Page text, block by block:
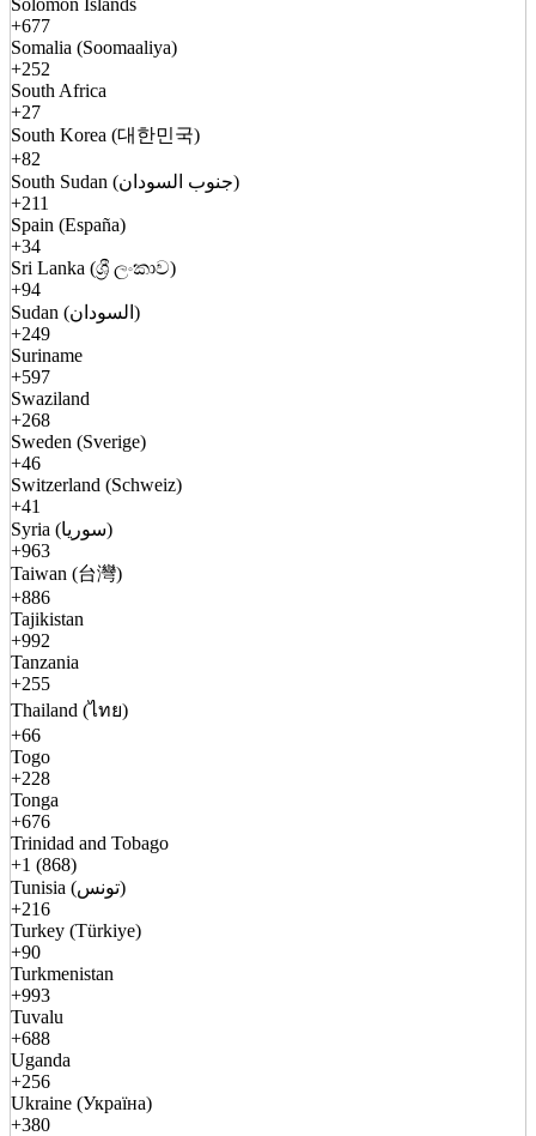
Solomon Islands
+677
Somalia (Soomaaliya)
+252
South Africa
+27
South Korea (대한민국)
+82
South Sudan (جنوب السودان)
+211
Spain (España)
+34
Sri Lanka (ශ්‍රී ලංකාව)
+94
Sudan (السودان)
+249
Suriname
+597
Swaziland
+268
Sweden (Sverige)
+46
Switzerland (Schweiz)
+41
Syria (سوريا)
+963
Taiwan (台灣)
+886
Tajikistan
+992
Tanzania
+255
Thailand (ไทย)
+66
Togo
+228
Tonga
+676
Trinidad and Tobago
+1 (868)
Tunisia (تونس)
+216
Turkey (Türkiye)
+90
Turkmenistan
+993
Tuvalu
+688
Uganda
+256
Ukraine (Україна)
+380